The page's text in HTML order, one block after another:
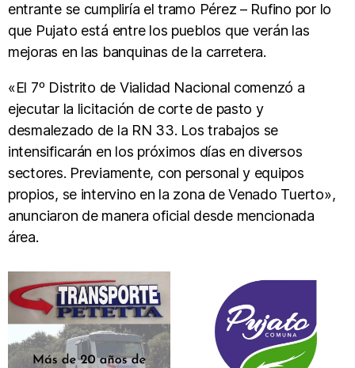
entrante se cumpliría el tramo Pérez – Rufino por lo
que Pujato está entre los pueblos que verán las
mejoras en las banquinas de la carretera.
«El 7º Distrito de Vialidad Nacional comenzó a
ejecutar la licitación de corte de pasto y
desmalezado de la RN 33. Los trabajos se
intensificarán en los próximos días en diversos
sectores. Previamente, con personal y equipos
propios, se intervino en la zona de Venado Tuerto»,
anunciaron de manera oficial desde mencionada
área.